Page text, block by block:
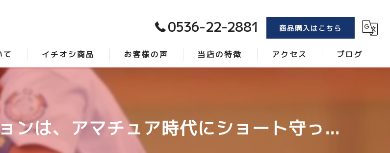
0536-22-2881 商品購入はこちら
て イチオシ商品
時短砂 -アクシスプロ-
最強グランド整備 -サンダーバード-
お客様の声 当店の特徴
レーキ
アクセス ブログ
ンは、アマチュア時代にショート守っ...